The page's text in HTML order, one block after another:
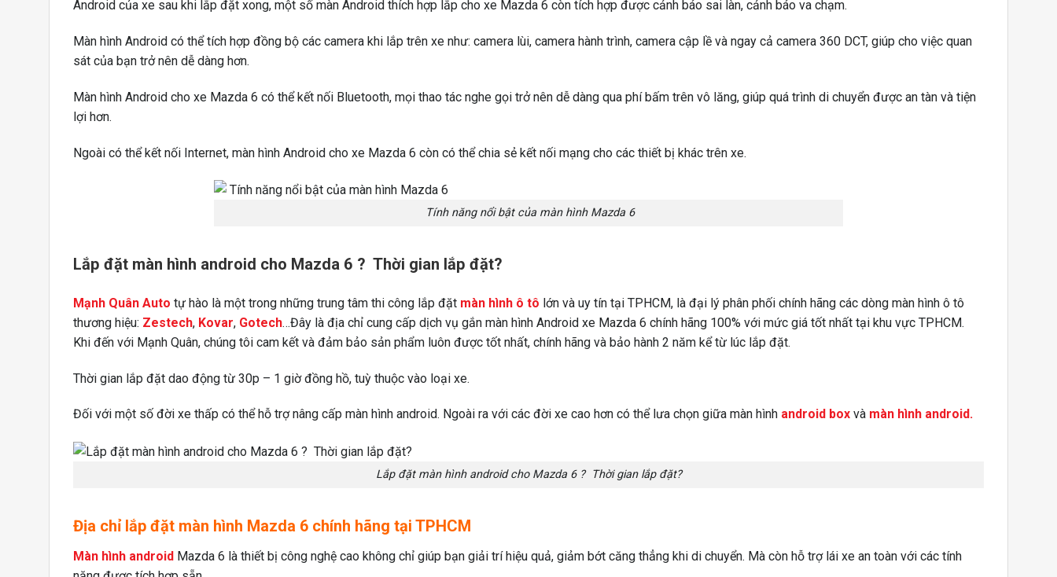
Android của xe sau khi lắp đặt xong, một số màn Android thích hợp lắp cho xe Mazda 6 còn tích hợp được cảnh báo sai làn, cảnh báo va chạm.
Màn hình Android có thể tích hợp đồng bộ các camera khi lắp trên xe như: camera lùi, camera hành trình, camera cập lề và ngay cả camera 360 DCT, giúp cho việc quan
sát của bạn trở nên dễ dàng hơn.
Màn hình Android cho xe Mazda 6 có thể kết nối Bluetooth, mọi thao tác nghe gọi trở nên dễ dàng qua phí bấm trên vô lăng, giúp quá trình di chuyển được an tàn và tiện
lợi hơn.
Ngoài có thể kết nối Internet, màn hình Android cho xe Mazda 6 còn có thể chia sẻ kết nối mạng cho các thiết bị khác trên xe.
Tính năng nổi bật của màn hình Mazda 6
Lắp đặt màn hình android cho Mazda 6 ? Thời gian lắp đặt?
Mạnh Quân Auto tự hào là một trong những trung tâm thi công lắp đặt màn hình ô tô lớn và uy tín tại TPHCM, là đại lý phân phối chính hãng các dòng màn hình ô tô
thương hiệu: Zestech, Kovar, Gotech…Đây là địa chỉ cung cấp dịch vụ gắn màn hình Android xe Mazda 6 chính hãng 100% với mức giá tốt nhất tại khu vực TPHCM.
Khi đến với Mạnh Quân, chúng tôi cam kết và đảm bảo sản phẩm luôn được tốt nhất, chính hãng và bảo hành 2 năm kể từ lúc lắp đặt.
Thời gian lắp đặt dao động từ 30p – 1 giờ đồng hồ, tuỳ thuộc vào loại xe.
Đối với một số đời xe thấp có thể hỗ trợ nâng cấp màn hình android. Ngoài ra với các đời xe cao hơn có thể lưa chọn giữa màn hình android box và màn hình android.
Lắp đặt màn hình android cho Mazda 6 ? Thời gian lắp đặt?
Địa chỉ lắp đặt màn hình Mazda 6 chính hãng tại TPHCM
Màn hình android Mazda 6 là thiết bị công nghệ cao không chỉ giúp bạn giải trí hiệu quả, giảm bớt căng thẳng khi di chuyển. Mà còn hỗ trợ lái xe an toàn với các tính